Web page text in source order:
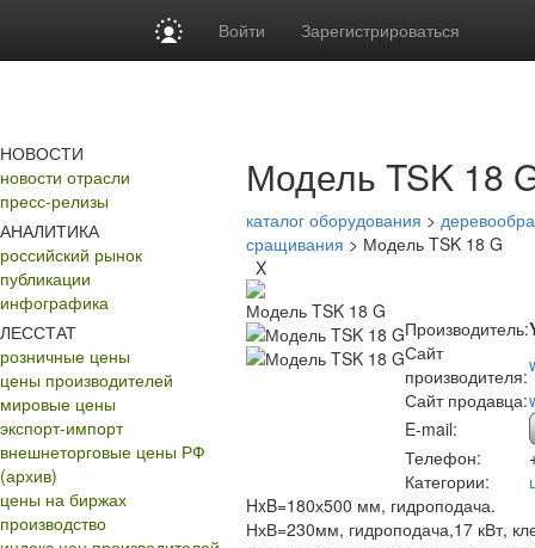
Войти Зарегистрироваться
НОВОСТИ
новости отрасли
пресс-релизы
АНАЛИТИКА
российский рынок
публикации
инфографика
ЛЕССТАТ
розничные цены
цены производителей
мировые цены
экспорт-импорт
внешнеторговые цены РФ
(архив)
цены на биржах
производство
Модель TSK 18
каталог оборудования >
сращивания > Модель TSK 18 G
X
Модель TSK 18 G
Производитель:
Сайт
производителя:
Сайт продавца:
E-mail:
Телефон:
Категории:
HxB=180х500 мм, гидроподача.
НхВ=230мм, гидроподача,17 кВт,